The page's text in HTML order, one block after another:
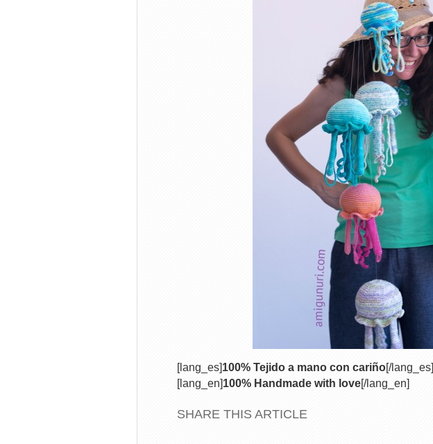
[lang_es]100% Tejido a mano con cariño[/lang_es]
[lang_en]100% Handmade with love[/lang_en]
SHARE THIS ARTICLE